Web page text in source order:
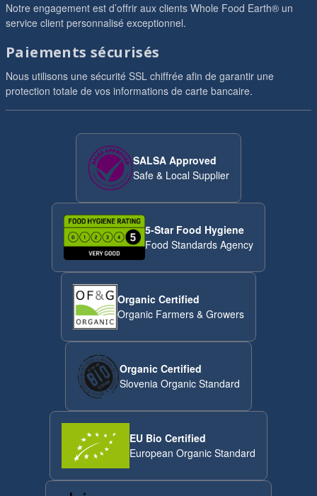
Notre engagement est d’offrir aux clients Whole Food Earth® un
service client personnalisé exceptionnel.
Paiements sécurisés
Nous utilisons une sécurité SSL chiffrée afin de garantir une
protection totale de vos informations de carte bancaire.
SALSA Approved
Safe & Local Supplier
5-Star Food Hygiene
Food Standards Agency
Organic Certified
Organic Farmers & Growers
Organic Certified
Slovenia Organic Standard
EU Bio Certified
European Organic Standard